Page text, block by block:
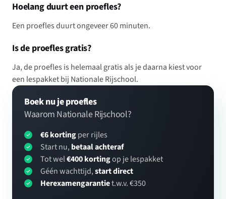
Hoelang duurt een proefles?
Een proefles duurt ongeveer 60 minuten.
Is de proefles gratis?
Ja, de proefles is helemaal gratis als je daarna kiest voor
een lespakket bij Nationale Rijschool.
Boek nu je proefles
Waarom Nationale Rijschool?
€6 kortingper rijles
Start nu, betaal achteraf
Tot wel€400 kortingop je lespakket
Géén wachttijd,start direct
Herexamengarantiet.w.v. €350